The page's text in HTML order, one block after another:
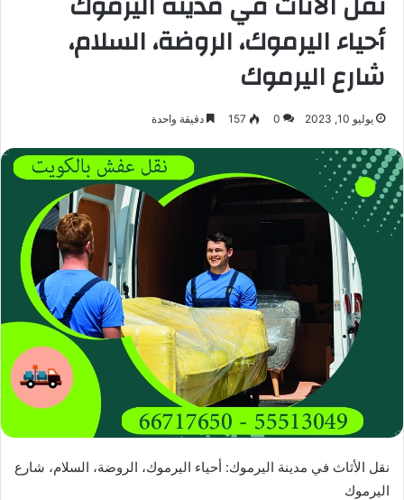
أحياء اليرموك، الروضة، السلام،
شارع اليرموك
يوليو 10, 2023 0
157 دقيقة واحدة
نقل الأثاث في مدينة اليرموك: أحياء اليرموك، الروضة، السلام، شارع
اليرموك